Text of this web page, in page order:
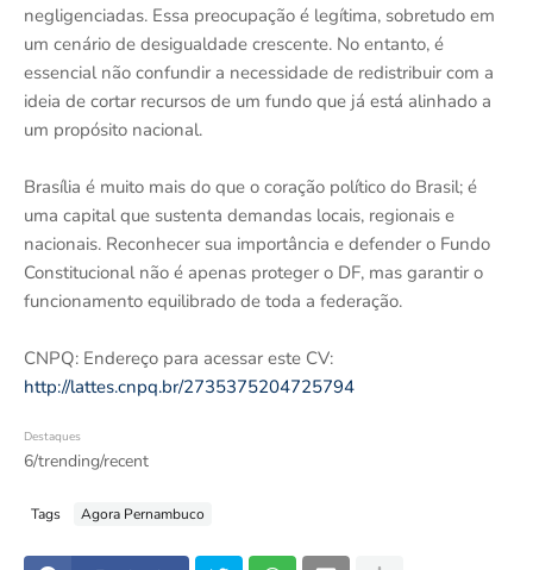
negligenciadas. Essa preocupação é legítima, sobretudo em
um cenário de desigualdade crescente. No entanto, é
essencial não confundir a necessidade de redistribuir com a
ideia de cortar recursos de um fundo que já está alinhado a
um propósito nacional.
Brasília é muito mais do que o coração político do Brasil; é
uma capital que sustenta demandas locais, regionais e
nacionais. Reconhecer sua importância e defender o Fundo
Constitucional não é apenas proteger o DF, mas garantir o
funcionamento equilibrado de toda a federação.
CNPQ: Endereço para acessar este CV:
http://lattes.cnpq.br/2735375204725794
Destaques
6/trending/recent
Tags Agora Pernambuco